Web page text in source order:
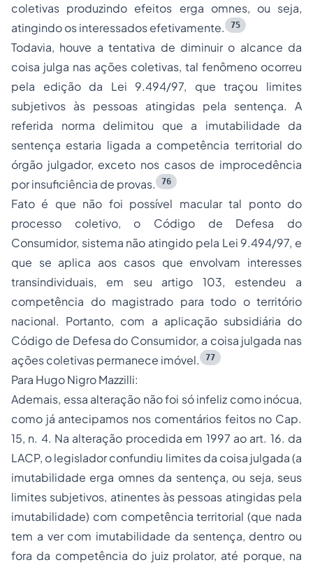
coletivas produzindo efeitos erga omnes, ou seja,
atingindo os interessados efetivamente.
75
Todavia, houve a tentativa de diminuir o alcance da
coisa julga nas ações coletivas, tal fenômeno ocorreu
pela edição da Lei 9.494/97, que traçou limites
subjetivos às pessoas atingidas pela sentença. A
referida norma delimitou que a imutabilidade da
sentença estaria ligada a competência territorial do
órgão julgador, exceto nos casos de improcedência
por insuficiência de provas.
76
Fato é que não foi possível macular tal ponto do
processo coletivo, o Código de Defesa do
Consumidor, sistema não atingido pela Lei 9.494/97, e
que se aplica aos casos que envolvam interesses
transindividuais, em seu artigo 103, estendeu a
competência do magistrado para todo o território
nacional. Portanto, com a aplicação subsidiária do
Código de Defesa do Consumidor, a coisa julgada nas
ações coletivas permanece imóvel.
77
Para Hugo Nigro Mazzilli:
Ademais, essa alteração não foi só infeliz como inócua,
como já antecipamos nos comentários feitos no Cap.
15, n. 4. Na alteração procedida em 1997 ao art. 16. da
LACP, o legislador confundiu limites da coisa julgada(a
imutabilidade erga omnesda sentença, ou seja, seus
limites subjetivos, atinentes às pessoas atingidas pela
imutabilidade) com competência territorial(que nada
tem a ver com imutabilidade da sentença, dentro ou
fora da competência do juiz prolator, até porque, na